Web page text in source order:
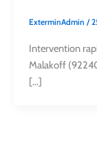
ExterminAdmin /
Intervention
Malakoff
[…]